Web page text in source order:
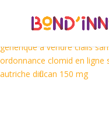
cialis a schaerbeek acheter
kamagra bon marche
generique a vendre cialis
ordonnance clomid en ligne
autriche diflucan 150 mg